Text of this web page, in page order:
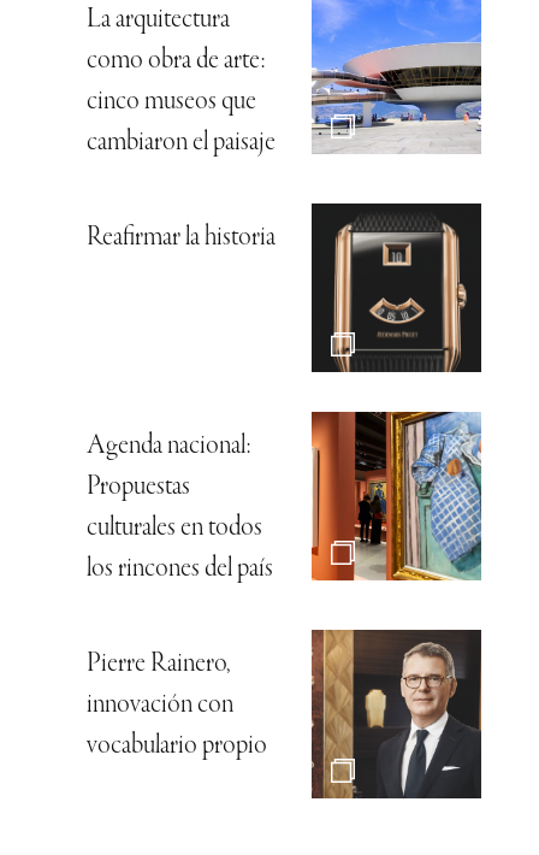
La arquitectura
como obra de arte:
cinco museos que
cambiaron el paisaje
Reafirmar la historia
Agenda nacional:
Propuestas
culturales en todos
los rincones del país
Pierre Rainero,
innovación con
vocabulario propio